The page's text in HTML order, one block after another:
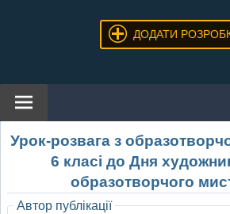
ДОДАТИ
Урок-розвага з
6 класі до Дня
образотворчого
Автор публікації